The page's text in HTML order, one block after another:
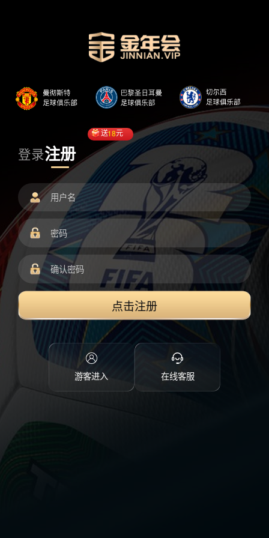
登录注册
送18元
点击注册
游客进入 在线客服